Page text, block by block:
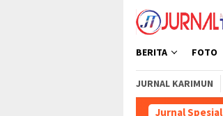
BERITA FOTO
JURNAL KARIMUN
Jurnal Spesial